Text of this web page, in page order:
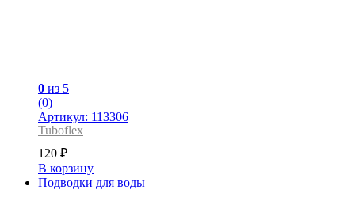
0 из 5
(0)
Артикул: 113306
Tuboflex
120 ₽
В корзину
Подводки для воды